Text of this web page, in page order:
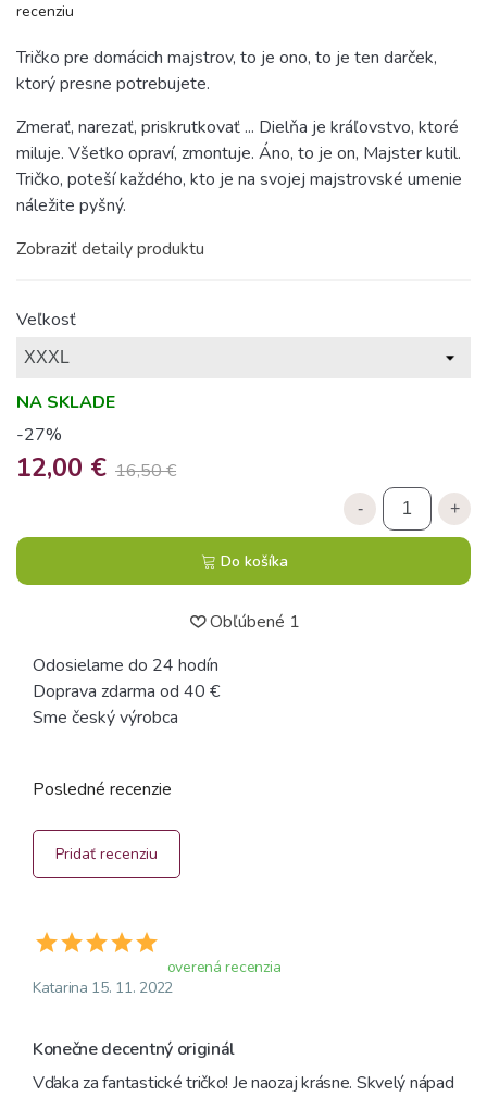
recenziu
Tričko pre domácich majstrov, to je ono, to je ten darček,
ktorý presne potrebujete.
Zmerať, narezať, priskrutkovať ... Dielňa je kráľovstvo, ktoré
miluje. Všetko opraví, zmontuje. Áno, to je on, Majster kutil.
Tričko, poteší každého, kto je na svojej majstrovské umenie
náležite pyšný.
Zobraziť detaily produktu
Veľkosť
NA SKLADE
-27%
12,00 € 16,50 €
- +
Do košíka
Obľúbené 1
Odosielame do 24 hodín
Doprava zdarma od 40 €
Sme český výrobca
Posledné recenzie
Pridať recenziu
overená recenzia
Katarina 15. 11. 2022
Konečne decentný originál
Vďaka za fantastické tričko! Je naozaj krásne. Skvelý nápad